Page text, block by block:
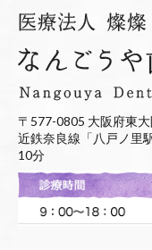
〒577-0805 大阪府東
近鉄奈良線「八戸ノ里
10分